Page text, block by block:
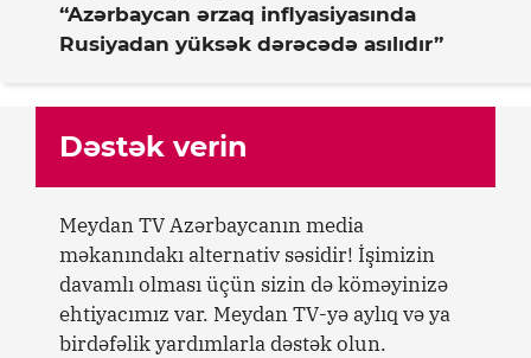
“Azərbaycan ərzaq inflyasiyasında
Rusiyadan yüksək dərəcədə asılıdır”
Dəstək verin
Meydan TV Azərbaycanın media
məkanındakı alternativ səsidir! İşimizin
davamlı olması üçün sizin də köməyinizə
ehtiyacımız var. Meydan TV-yə aylıq və ya
birdəfəlik yardımlarla dəstək olun.